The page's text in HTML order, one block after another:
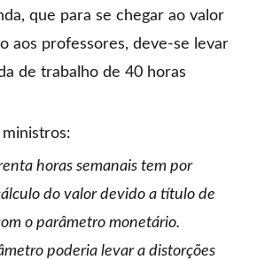
que para se chegar ao valor
aos professores, deve-se levar
de trabalho de 40 horas
ministros:
horas semanais tem por
do valor devido a título de
o parâmetro monetário.
poderia levar a distorções